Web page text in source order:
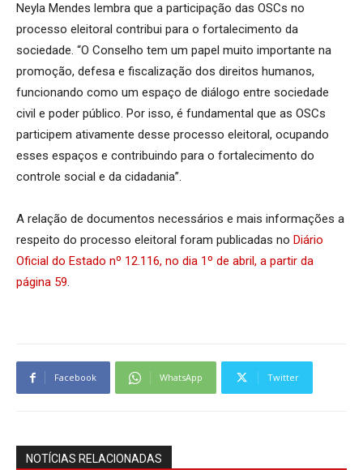
Neyla Mendes lembra que a participação das OSCs no
processo eleitoral contribui para o fortalecimento da
sociedade. “O Conselho tem um papel muito importante na
promoção, defesa e fiscalização dos direitos humanos,
funcionando como um espaço de diálogo entre sociedade
civil e poder público. Por isso, é fundamental que as OSCs
participem ativamente desse processo eleitoral, ocupando
esses espaços e contribuindo para o fortalecimento do
controle social e da cidadania”.
A relação de documentos necessários e mais informações a
respeito do processo eleitoral foram publicadas no Diário
Oficial do Estado nº 12.116, no dia 1º de abril, a partir da
página 59.
Facebook WhatsApp Twitter
NOTÍCIAS RELACIONADAS